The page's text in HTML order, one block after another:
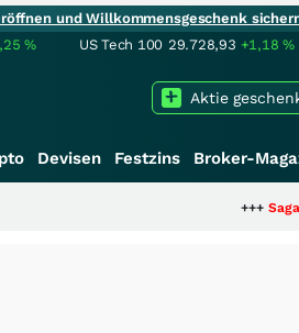
und Willkommensgeschenk
% US Tech 100 29.728,93 +1,18%
Aktie
Devisen Festzins Broker-
Saga bei 0,53